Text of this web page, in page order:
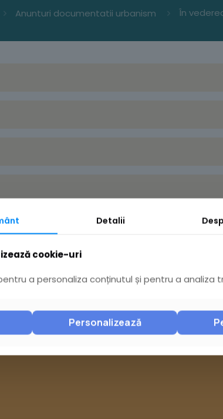
Anunturi documentatii urbanism
Detalii
cookie-uri
a personaliza conținutul și pentru a analiza
Personalizează